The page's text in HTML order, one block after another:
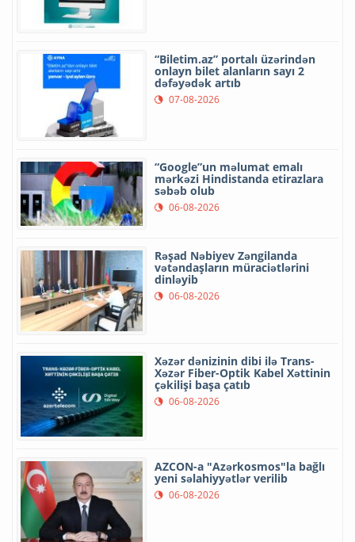
“Biletim.az” portalı üzərindən
onlayn bilet alanların sayı 2
dəfəyədək artıb
07-08-2026
“Google”un məlumat emalı
mərkəzi Hindistanda etirazlara
səbəb olub
06-08-2026
Rəşad Nəbiyev Zəngilanda
vətəndaşların müraciətlərini
dinləyib
06-08-2026
Xəzər dənizinin dibi ilə Trans-
Xəzər Fiber-Optik Kabel Xəttinin
çəkilişi başa çatıb
06-08-2026
AZCON-a "Azərkosmos"la bağlı
yeni səlahiyyətlər verilib
06-08-2026